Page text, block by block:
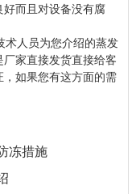
而且对设备没有腐
人员为您介绍的蒸发
家直接发货直接给客
如果您有这方面的需
冻措施